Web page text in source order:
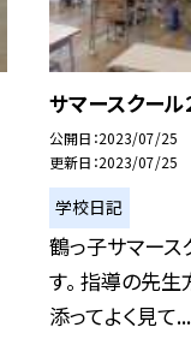
サマースクール
公開日 2023/07/25
更新日 2023/07/25
学校日記
鶴っ子サマー
す。 指導の先
添ってよく見て...